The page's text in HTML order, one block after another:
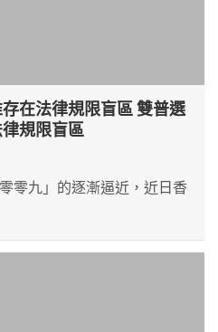
在法律規限盲區 雙普選
規限盲區
零九」的逐漸逼近，近日香